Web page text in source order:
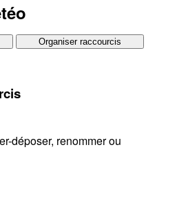
Organiser raccourcis
déposer, renommer ou